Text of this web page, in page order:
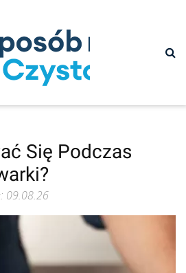
Się Podczas
09.08.26